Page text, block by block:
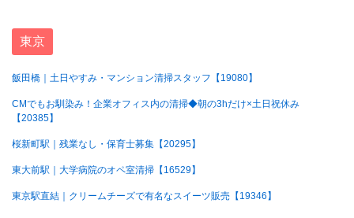
東京
飯田橋｜土日やすみ・マンション清掃スタッフ【19080】
CMでもお馴染み！企業オフィス内の清掃◆朝の3hだけ×土日祝休み
【20385】
桜新町駅｜残業なし・保育士募集【20295】
東大前駅｜大学病院のオペ室清掃【16529】
東京駅直結｜クリームチーズで有名なスイーツ販売【19346】